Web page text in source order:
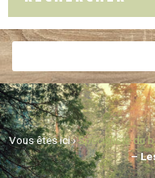
Vous êtes ici ›Spécialiste du
–